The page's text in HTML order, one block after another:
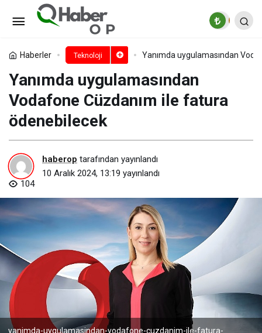
Haberler Teknoloji Yanımda uygulamasından
Yanımda uygulamasından
Vodafone Cüzdanım ile fatura
ödenebilecek
haberop tarafından yayınlandı
10 Aralık 2024, 13:19 yayınlandı
104
yanimda-uygulamasindan-vodafone-cuzdanim-ile-fatura-
Siber dalga yükseliyor:
Kaspersky 2024’te günde 467 bin zararlı
dosya tespit etti
Yorum Yap